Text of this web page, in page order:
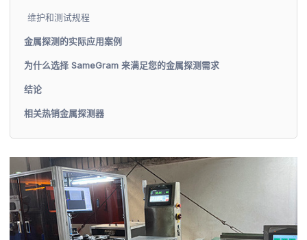
维护和测试规程
金属探测的实际应用案例
为什么选择 SameGram 来满足您的金属探测需求
结论
相关热销金属探测器